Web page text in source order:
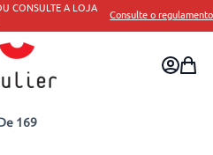
EM ATÉ 4X.Aqui.
169